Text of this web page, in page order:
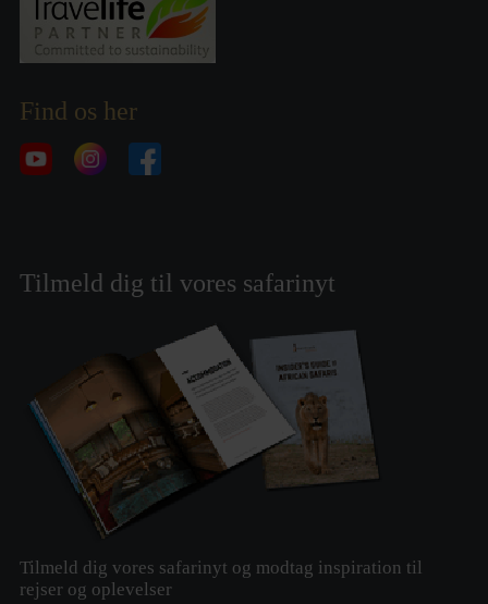
Find os her
Tilmeld dig til vores safarinyt
Tilmeld dig vores safarinyt og modtag inspiration til
rejser og oplevelser